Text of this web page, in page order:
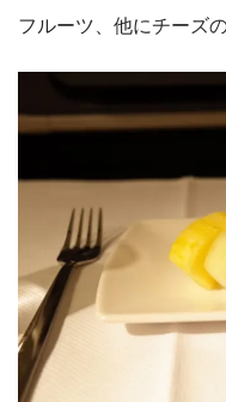
フルーツ、他にチーズ